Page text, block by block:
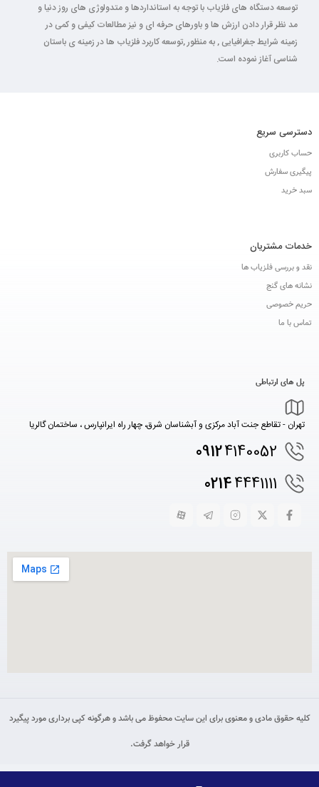
توسعه دستگاه های فلزیاب با توجه به استانداردها و متدولوژی های روز دنیا و
مد نظر قرار دادن ارزش ها و باورهای حرفه ای و نیز مطالعات کیفی و کمی در
زمینه شرایط جغرافیایی , به منظور ,توسعه کاربرد فلزیاب ها در زمینه ی باستان
شناسی آغاز نموده است.
دسترسی سریع
حساب کاربری
پیگیری سفارش
سبد خرید
خدمات مشتریان
نقد و بررسی فلزیاب ها
نشانه های گنج
حریم خصوصی
تماس با ما
پل های ارتباطی
تهران - تقاطع جنت آباد مرکزی و آبشناسان شرق، چهار راه ایرانپارس ، ساختمان گالریا
09124140052
02144441111
کلیه حقوق مادی و معنوی برای این سایت محفوظ می باشد و هرگونه کپی برداری مورد پیگیرد
قرار خواهد گرفت.